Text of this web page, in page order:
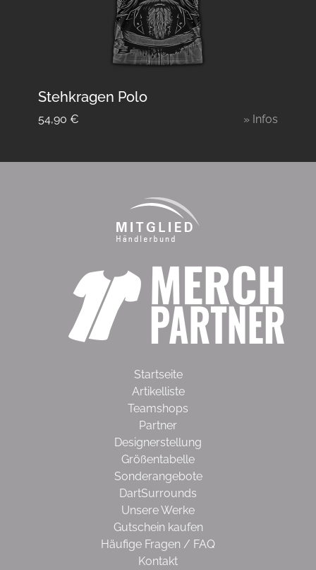
Stehkragen Polo
54,90 € » Infos
Startseite
Artikelliste
Teamshops
Partner
Designerstellung
Größentabelle
Sonderangebote
DartSurrounds
Unsere Werke
Gutschein kaufen
Häufige Fragen / FAQ
Kontakt